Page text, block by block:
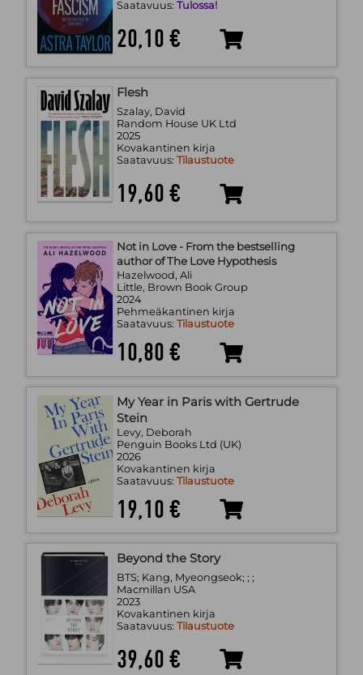
Saatavuus: Tulossa!
20,10 €
Flesh
Szalay, David
Random House UK Ltd
2025
Kovakantinen kirja
Saatavuus: Tilaustuote
19,60 €
Not in Love - From the bestselling
author of The Love Hypothesis
Hazelwood, Ali
Little, Brown Book Group
2024
Pehmeäkantinen kirja
Saatavuus: Tilaustuote
10,80 €
My Year in Paris with Gertrude
Stein
Levy, Deborah
Penguin Books Ltd (UK)
2026
Kovakantinen kirja
Saatavuus: Tilaustuote
19,10 €
Beyond the Story
BTS; Kang, Myeongseok; ; ;
Macmillan USA
2023
Kovakantinen kirja
Saatavuus: Tilaustuote
39,60 €